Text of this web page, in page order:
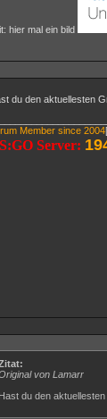
hier mal ein bild
du den aktuellesten
Member since 2004
Server:
von Lamarr
Hast du den